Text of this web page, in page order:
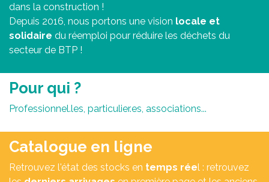
dans la construction !
Depuis 2016, nous portons une vision locale et
solidaire du réemploi pour réduire les déchets du
secteur de BTP !
Pour qui ?​
Professionnel.les, particulier.es, associations...
Catalogue en ligne
Retrouvez l'état des stocks en temps réel : retrouvez